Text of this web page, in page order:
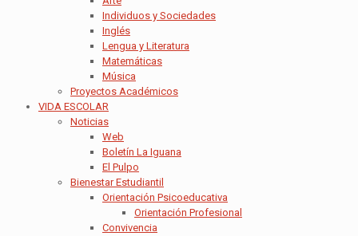
Individuos y Sociedades
Inglés
Lengua y Literatura
Matemáticas
Música
Proyectos Académicos
VIDA ESCOLAR
Noticias
Web
Boletín La Iguana
El Pulpo
Bienestar Estudiantil
Orientación Psicoeducativa
Orientación Profesional
Convivencia